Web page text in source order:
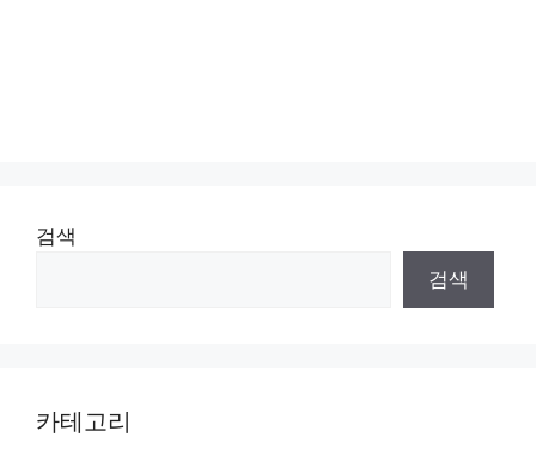
검색
검색
카테고리